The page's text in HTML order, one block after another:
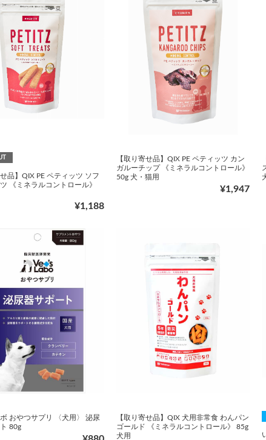
せ品】QIX PE ペティッツ ソフ
《ミネラルコントロール》
¥1,188
【取り寄せ品】QIX PE ペティッツ カン
ガルーチップ 《ミネラルコントロール》
50g 犬・猫用
¥1,947
おやつサプリ 〈犬用〉 泌尿
80g
【取り寄せ品】QIX 犬用非常食 わんパン
ゴールド 《ミネラルコントロール》 85g
犬用